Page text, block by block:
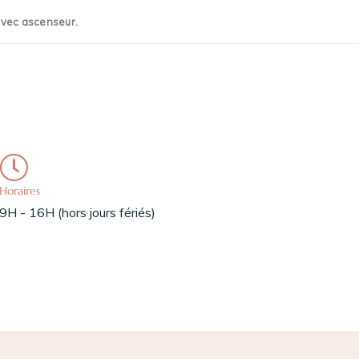
ascenseur.
Horaires
9H - 16H (hors jours fériés)